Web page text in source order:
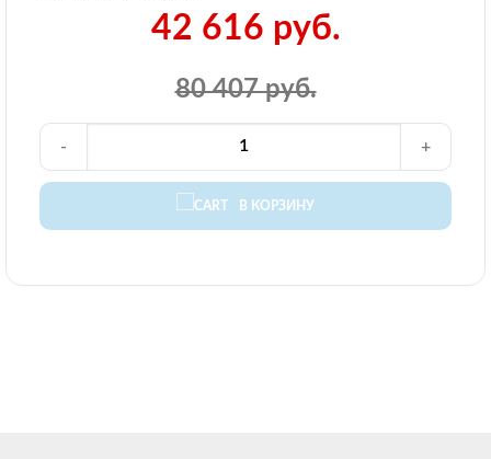
80 407 руб.
42 616 руб.
В КОРЗИНУ
- +